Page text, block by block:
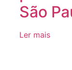
São
Ler mais